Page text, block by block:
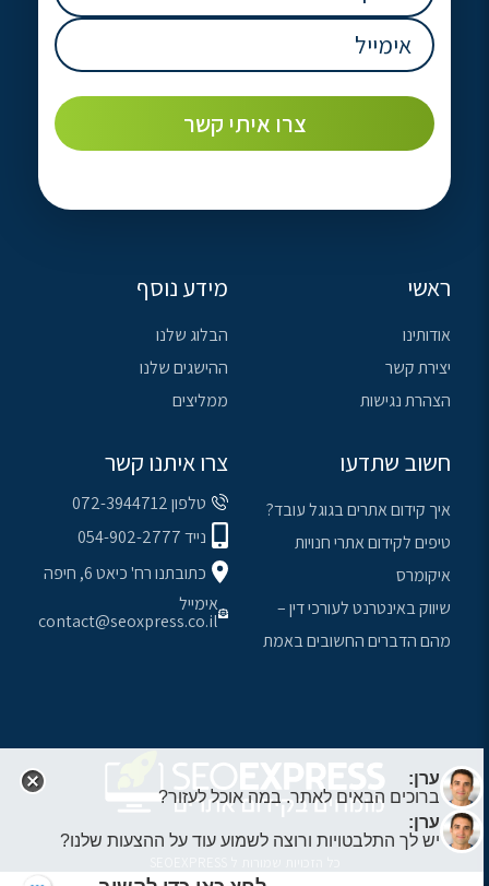
אימייל
(חובה)
ראשי
אודותינו
יצירת קשר
הצהרת נגישות
מידע נוסף
הבלוג שלנו
ההישגים שלנו
ממליצים
חשוב שתדעו
איך קידום אתרים בגוגל עובד?
טיפים לקידום אתרי חנויות
איקומרס
שיווק באינטרנט לעורכי דין –
מהם הדברים החשובים באמת
צרו איתנו קשר
טלפון 072-3944712
נייד 054-902-2777
כתובתנו רח' כיאט 6, חיפה
אימייל
contact@seoxpress.co.il
ערן:
ברוכים הבאים לאתר. במה אוכל לעזור?
ערן:
יש לך התלבטויות ורוצה לשמוע עוד על ההצעות שלנו?